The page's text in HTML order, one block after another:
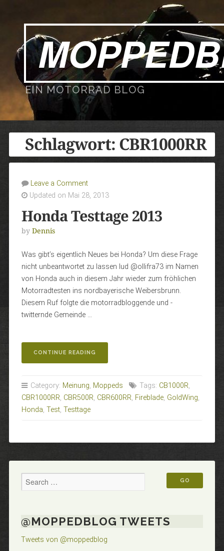
EIN MOTORRAD BLOG
Schlagwort: CBR1000RR
Leave a Comment
Updated on Mai 28, 2013
Honda Testtage 2013
by Dennis
Was gibt’s eigentlich Neues bei Honda? Um diese Frage
nicht unbeantwortet zu lassen lud @ollifra73 im Namen
von Honda auch in diesem Jahr wieder zum fröhlichen
Motorradtesten ins nordbayerische Weibersbrunn.
Diesem Ruf folgte die motorradbloggende und -
twitternde Gemeinde …
CONTINUE READING
TESTTAGE
Category: Meinung, Moppeds Tags: CB1000R,
CBR1000RR, CBR500R, CBR600RR, Fireblade, GoldWing,
Honda, Test, Testtage
@MOPPEDBLOG TWEETS
Tweets von @moppedblog